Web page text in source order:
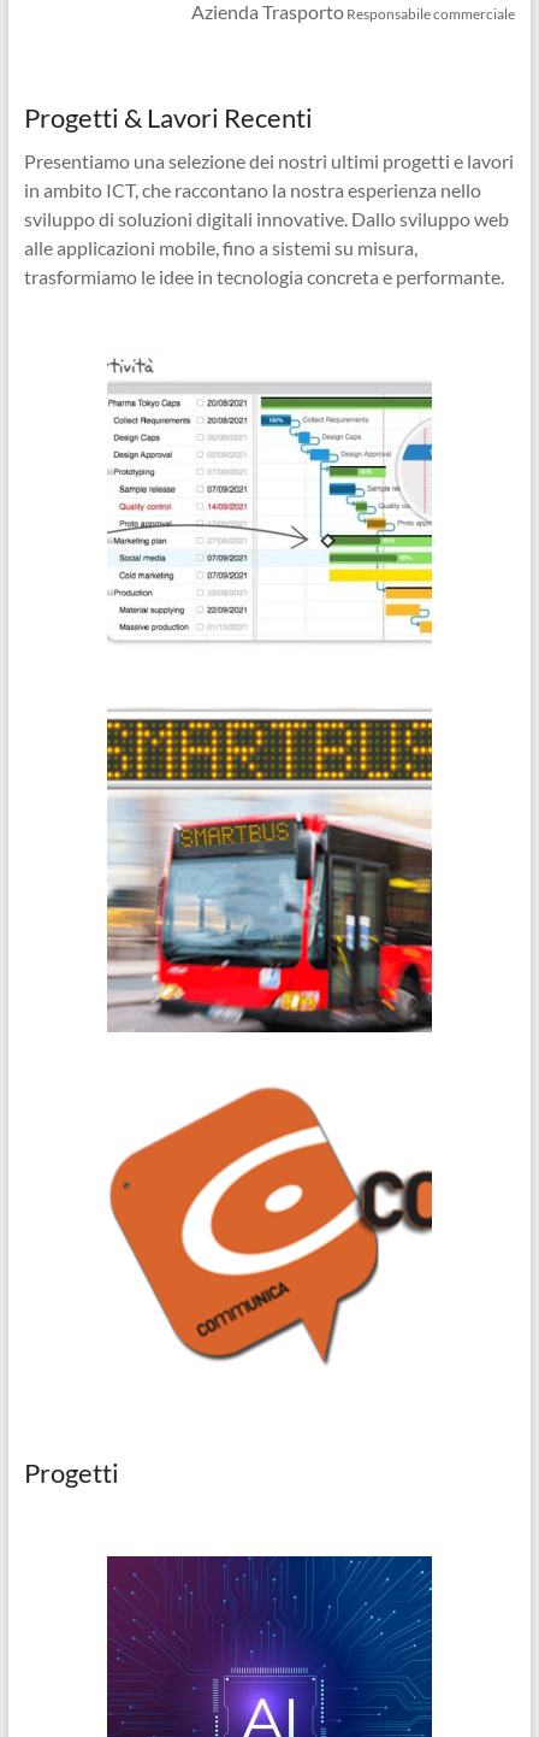
Azienda Trasporto Responsabile commerciale
Progetti & Lavori Recenti
Presentiamo una selezione dei nostri ultimi progetti e lavori
in ambito ICT, che raccontano la nostra esperienza nello
sviluppo di soluzioni digitali innovative. Dallo sviluppo web
alle applicazioni mobile, fino a sistemi su misura,
trasformiamo le idee in tecnologia concreta e performante.
Progetti